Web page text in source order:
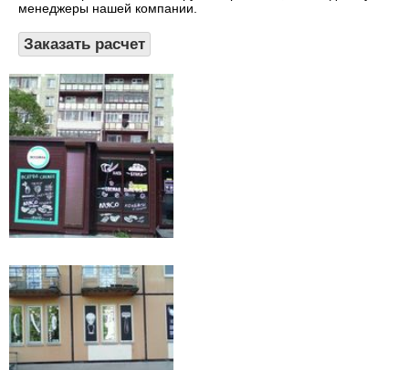
менеджеры нашей компании.
Заказать расчет